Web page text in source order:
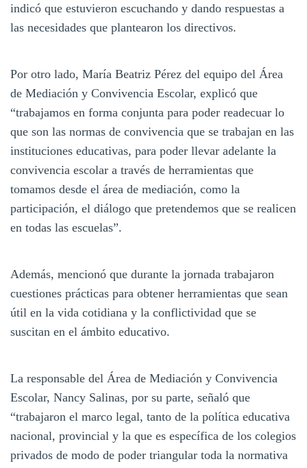
indicó que estuvieron escuchando y dando respuestas a
las necesidades que plantearon los directivos.
Por otro lado, María Beatriz Pérez del equipo del Área
de Mediación y Convivencia Escolar, explicó que
“trabajamos en forma conjunta para poder readecuar lo
que son las normas de convivencia que se trabajan en las
instituciones educativas, para poder llevar adelante la
convivencia escolar a través de herramientas que
tomamos desde el área de mediación, como la
participación, el diálogo que pretendemos que se realicen
en todas las escuelas”.
Además, mencionó que durante la jornada trabajaron
cuestiones prácticas para obtener herramientas que sean
útil en la vida cotidiana y la conflictividad que se
suscitan en el ámbito educativo.
La responsable del Área de Mediación y Convivencia
Escolar, Nancy Salinas, por su parte, señaló que
“trabajaron el marco legal, tanto de la política educativa
nacional, provincial y la que es específica de los colegios
privados de modo de poder triangular toda la normativa